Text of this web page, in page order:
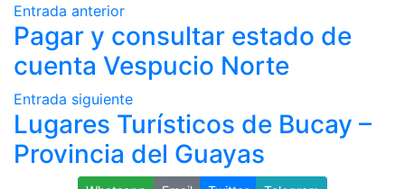
Entrada anterior
Pagar y consultar estado de
cuenta Vespucio Norte
Entrada siguiente
Lugares Turísticos de Bucay –
Provincia del Guayas